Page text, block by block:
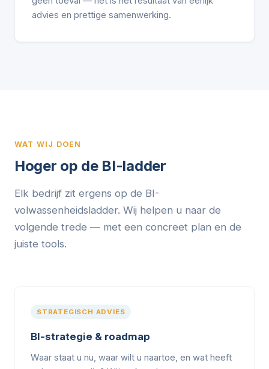
advies en prettige samenwerking.
WAT WIJ DOEN
Hoger op de BI-ladder
Elk bedrijf zit ergens op de BI-
volwassenheidsladder. Wij helpen u naar de
volgende trede — met een concreet plan en de
juiste tools.
STRATEGISCH ADVIES
BI-strategie & roadmap
Waar staat u nu, waar wilt u naartoe, en wat heeft